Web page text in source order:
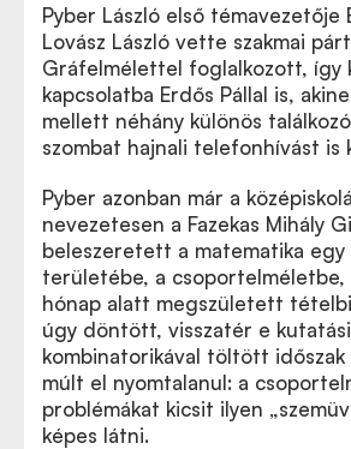
Pyber László első témavezetője
Lovász László vette szakmai
Gráfelmélettel foglalkozott, így
kapcsolatba Erdős Pállal is,
mellett néhány különös
szombat hajnali telefonhívást is
Pyber azonban már a
nevezetesen a Fazekas Mihály
beleszeretett a matematika egy
területébe, a csoportelméletbe,
hónap alatt megszületett
úgy döntött, visszatér e
kombinatorikával töltött időszak
múlt el nyomtalanul: a
problémákat kicsit ilyen „
képes látni.